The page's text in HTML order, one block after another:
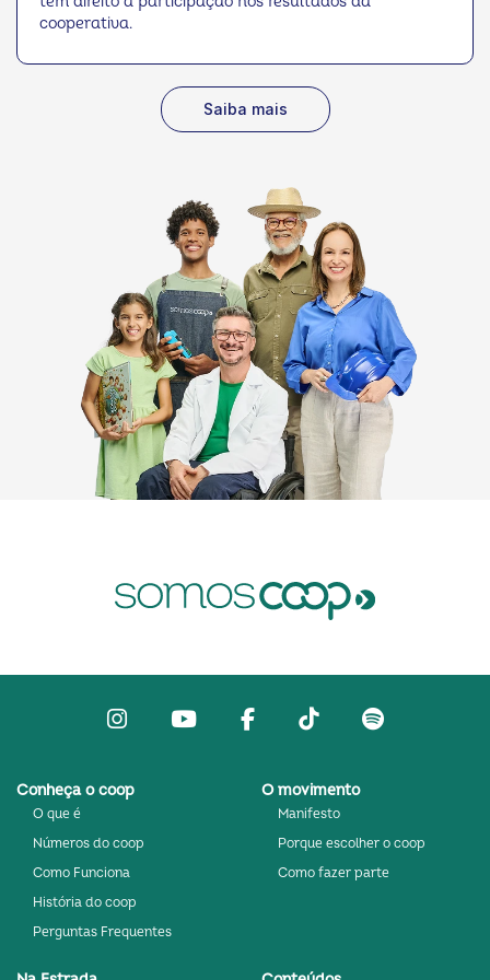
rurais e pequenos empreendedores. Apesar
gerente geral de Negócios do Sistema OCB,
a ideia do Emprega Coop surgiu a partir da
escuta das próprias cooperativas. Ela explica
cooperativo. “Percebemos que, embora
existam oportunidades de trabalho, as
cooperativas encontram dificuldade para
encontrar profissionais preparados para atuar
em um modelo de negócio baseado na
cooperação, na participação e no
desenvolvimento das comunidades”. Outro
aspecto observado durante a construção do
projeto foi o movimento de profissionais que
deixam a Amazônia Legal em busca de
oportunidades em outras regiões do país.
“Muitos profissionais aindam seus estados
em busca de oportunidades, enquanto as
cooperativas seguem demandando mão de
obra qualificada. Foi desse diagnóstico que o
Sistema OCB estruturou a plataforma, para
integrar recrutamento, capacitação e
site. O candidato faz um cadastro e tem seu
perfil analisado por uma ferramenta de
vagas disponíveis, a plataforma também
indica necessidades de qualificação e
mais de 250 cursos gratuitos voltados ao
cooperativismo e ao desenvolvimento
objetivo é que o candidato conheça melhor o
funcionamento do cooperativismo e chegue
permite que o profissional desenvolva
competências técnicas e conheça melhor o
cooperativa.
Saiba mais
InstagramYoutubefacebookTiktokSpotify
Conheça o coop
O que é
Números do coop
Como Funciona
História do coop
Perguntas Frequentes
O movimento
Manifesto
Porque escolher o coop
Como fazer parte